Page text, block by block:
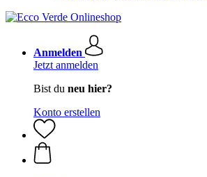
Anmelden
Jetzt anmelden
Bist du neu hier?
Konto erstellen